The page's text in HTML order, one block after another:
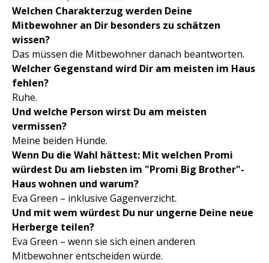
Welchen Charakterzug werden Deine
Mitbewohner an Dir besonders zu schätzen
wissen?
Das müssen die Mitbewohner danach beantworten.
Welcher Gegenstand wird Dir am meisten im Haus
fehlen?
Ruhe.
Und welche Person wirst Du am meisten
vermissen?
Meine beiden Hunde.
Wenn Du die Wahl hättest: Mit welchen Promi
würdest Du am liebsten im "Promi Big Brother"-
Haus wohnen und warum?
Eva Green – inklusive Gagenverzicht.
Und mit wem würdest Du nur ungerne Deine neue
Herberge teilen?
Eva Green – wenn sie sich einen anderen
Mitbewohner entscheiden würde.